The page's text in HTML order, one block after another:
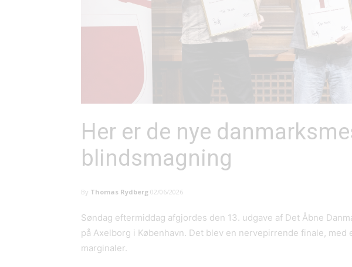
Her er de nye
blindsmagning
By Thomas Rydberg 02/06/2026
Søndag eftermiddag afgjordes den 13. udgave af Det Åbne
på Axelborg i København. Det blev en nervepirrende finale, med
marginaler.